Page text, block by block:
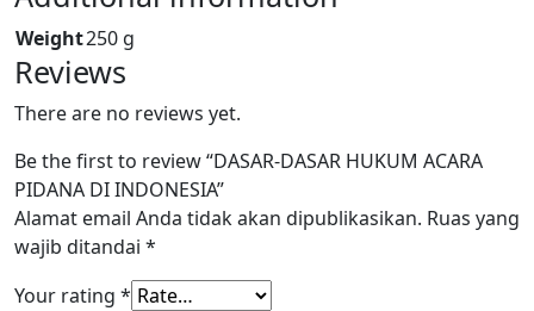
Weight250 g
Reviews
There are no reviews yet.
Be the first to review “DASAR-DASAR HUKUM ACARA
PIDANA DI INDONESIA”
Alamat email Anda tidak akan dipublikasikan. Ruas yang
wajib ditandai *
Your rating *